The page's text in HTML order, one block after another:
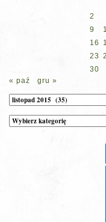
2
9
16
23
30
« paź
gru »
Archiwum
Kategorie
wpisów